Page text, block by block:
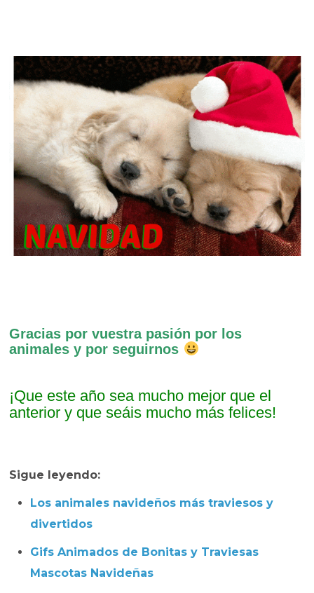
Gracias por vuestra pasión por los
animales y por seguirnos
¡Que este año sea mucho mejor que el
anterior y que seáis mucho más felices!
Sigue leyendo:
Los animales navideños más traviesos y
divertidos
Gifs Animados de Bonitas y Traviesas
Mascotas Navideñas